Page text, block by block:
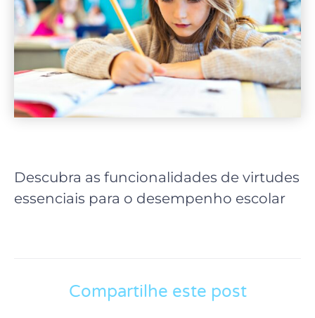
Descubra as funcionalidades de virtudes
essenciais para o desempenho escolar
Compartilhe este post